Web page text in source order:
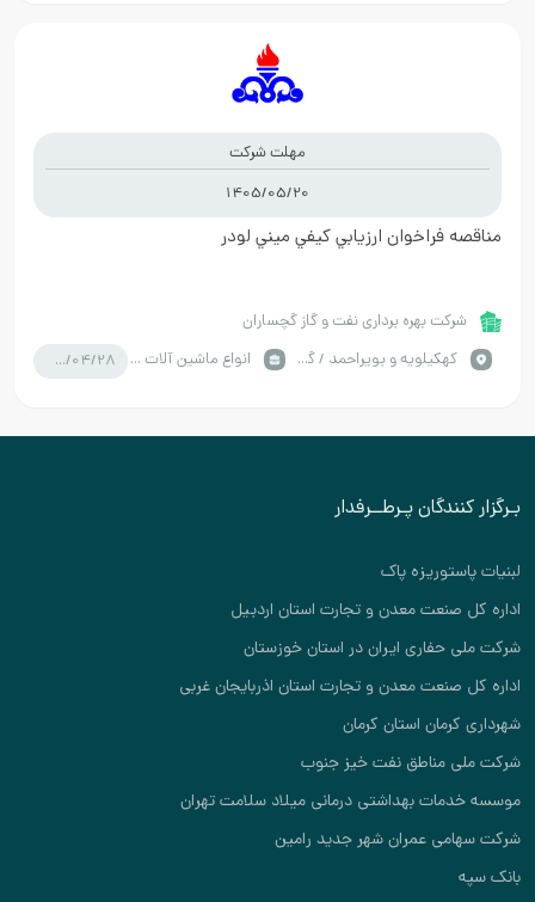
مهلت شرکت
1405/05/20
مناقصه فراخوان ارزيابي کيفي ميني لودر
شرکت بهره برداری نفت و گاز گچساران
كهكيلويه و بويراحمد / گچساران
انواع ماشین آلات صنعتی 1405/04/28
بـرگزار کنندگان پـرطــرفدار
لبنیات پاستوریزه پاک
اداره کل صنعت معدن و تجارت استان اردبیل
شرکت ملی حفاری ایران در استان خوزستان
اداره کل صنعت معدن و تجارت استان اذربایجان غربی
شهرداری کرمان استان کرمان
شرکت ملی مناطق نفت خیز جنوب
موسسه خدمات بهداشتی درمانی میلاد سلامت تهران
شرکت سهامی عمران شهر جدید رامین
بانک سپه